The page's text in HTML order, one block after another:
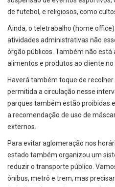
de futebol, e religiosos, como
Ainda, o teletrabalho (home
atividades administrativas não
órgão públicos. Também não
alimentos e produtos ao cliente
Haverá também toque de
permitida a circulação nesse
parques também estão proibidas
a recomendação de uso de
externos.
Para evitar aglomeração nos
estado também organizou um
reduzir o transporte público.
ônibus, metrô e trem, mas